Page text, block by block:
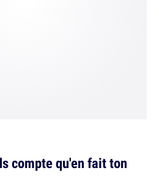
compte qu'en fait ton